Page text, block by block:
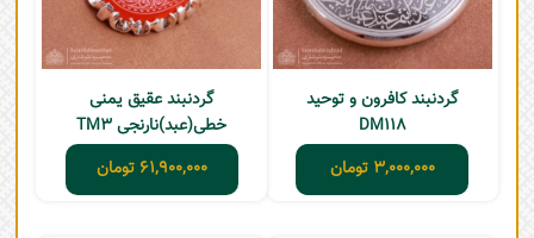
گردنبند کافرون و توحید
DM118
3,000,000 تومان
گردنبند عقیق یمنی
خطی(عبد)نارنجی TM3
61,900,000 تومان